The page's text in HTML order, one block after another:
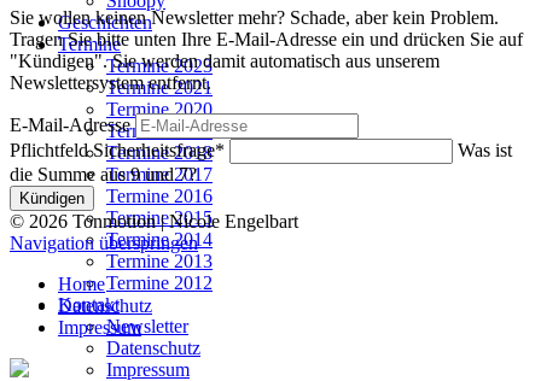
Geschichten
Termine
Termine 2023
Termine 2021
Termine 2020
Termine 2019
Termine 2018
Termine 2017
Termine 2016
Termine 2015
Termine 2014
Termine 2013
Termine 2012
Kontakt
Newsletter
Datenschutz
Impressum
Sie wollen keinen Newsletter mehr? Schade, aber kein Problem.
Tragen Sie bitte unten Ihre E-Mail-Adresse ein und drücken Sie auf
"Kündigen". Sie werden damit automatisch aus unserem
Newslettersystem entfernt.
E-Mail-Adresse
PflichtfeldSicherheitsfrage*
Was ist
die Summe aus 9 und 7?
Kündigen
© 2026 Tonmotion | Nicole Engelbart
Navigation überspringen
Home
Datenschutz
Impressum